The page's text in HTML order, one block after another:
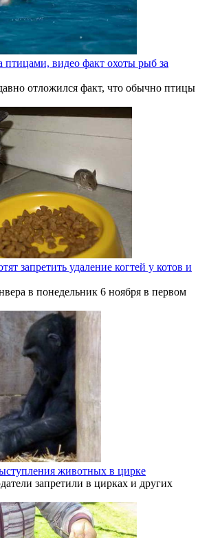
птицами, видео факт охоты рыб за
отложился факт, что обычно птицы
запретить удаление когтей у котов и
в понедельник 6 ноября в первом
животных в цирке
запретили в цирках и других